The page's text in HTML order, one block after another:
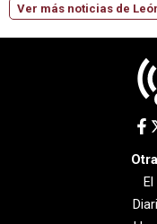
Ver más noticias de